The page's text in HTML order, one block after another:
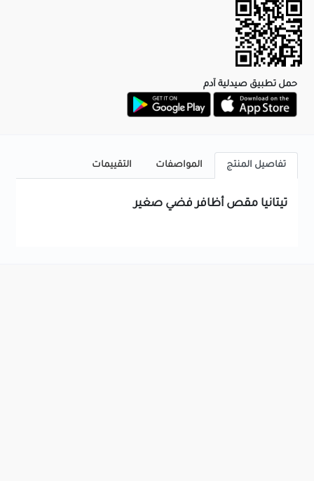
حمل تطبيق صيدلية آدم
تفاصيل المنتج المواصفات التقييمات
تيتانيا مقص أظافر فضي صغير